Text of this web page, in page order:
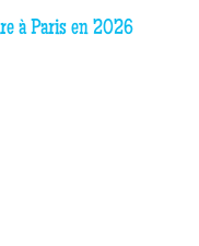
à Paris en 2026